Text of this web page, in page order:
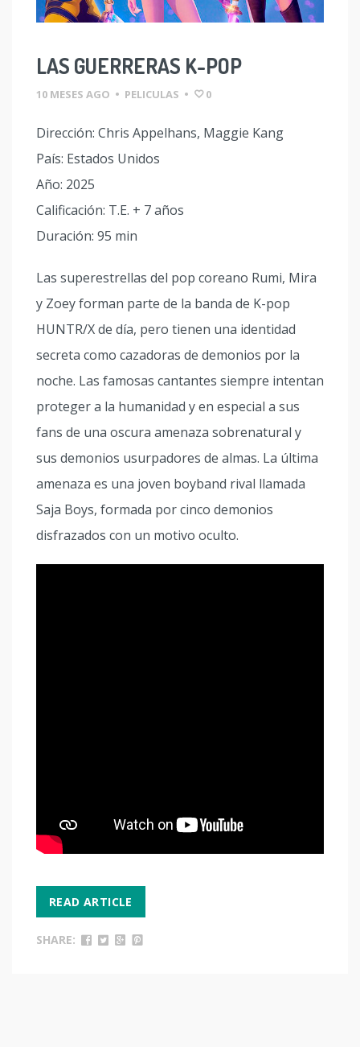
LAS GUERRERAS K-POP
10 MESES AGO • PELICULAS • 0
Dirección: Chris Appelhans, Maggie Kang
País: Estados Unidos
Año: 2025
Calificación: T.E. + 7 años
Duración: 95 min
Las superestrellas del pop coreano Rumi, Mira
y Zoey forman parte de la banda de K-pop
HUNTR/X de día, pero tienen una identidad
secreta como cazadoras de demonios por la
noche. Las famosas cantantes siempre intentan
proteger a la humanidad y en especial a sus
fans de una oscura amenaza sobrenatural y
sus demonios usurpadores de almas. La última
amenaza es una joven boyband rival llamada
Saja Boys, formada por cinco demonios
disfrazados con un motivo oculto.
READ ARTICLE
SHARE: